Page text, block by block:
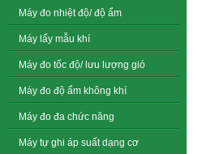
Máy đo nhiệt độ/ độ ẩm
Máy lấy mẫu khí
Máy đo tốc độ/ lưu lượng gió
Máy đo độ ẩm không khí
Máy đo đa chức năng
Máy tự ghi áp suất dạng cơ